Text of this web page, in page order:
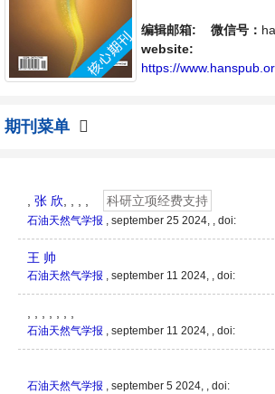
者、科研人员提供一个
石油技术领域内不同方
台。领域：石油地质、
编辑邮箱: 微信号：
website:
https://
期刊菜单
张 欣 科研立项经费支持
石油天然气学报 , september 25 2024, , doi:
王 帅
石油天然气学报 , september 11 2024, , doi:
石油天然气学报 , september 11 2024, , doi:
石油天然气学报 , september 5 2024, , doi: